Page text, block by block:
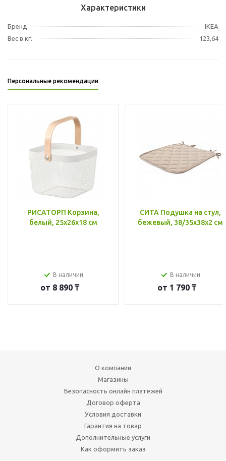
Характеристики
Бренд
IKEA
Вес в кг.
123,64
Персональные рекомендации
РИСАТОРП Корзина,
белый, 25x26x18 см
В наличии
от 8 890 ₸
СИТА Подушка на стул,
бежевый, 38/35x38x2 см
В наличии
от 1 790 ₸
О компании
Магазины
Безопасность онлайн платежей
Договор оферта
Условия доставки
Гарантия на товар
Дополнительные услуги
Как оформить заказ